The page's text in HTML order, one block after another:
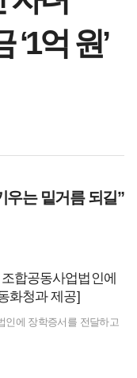
억 원’
우는 밑거름 되길”
인에 장학증서를 전달하고